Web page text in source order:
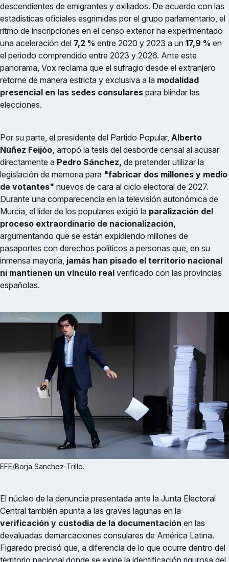
descendientes de emigrantes y exiliados. De acuerdo con las
estadísticas oficiales esgrimidas por el grupo parlamentario, el
ritmo de inscripciones en el censo exterior ha experimentado
una aceleración del 7,2 % entre 2020 y 2023 a un 17,9 % en
el periodo comprendido entre 2023 y 2026. Ante este
panorama, Vox reclama que el sufragio desde el extranjero
retorne de manera estricta y exclusiva a la modalidad
presencial en las sedes consulares para blindar las
elecciones.
Por su parte, el presidente del Partido Popular, Alberto
Núñez Feijóo, arropó la tesis del desborde censal al acusar
directamente a Pedro Sánchez, de pretender utilizar la
legislación de memoria para "fabricar dos millones y medio
de votantes" nuevos de cara al ciclo electoral de 2027.
Durante una comparecencia en la televisión autonómica de
Murcia, el líder de los populares exigió la paralización del
proceso extraordinario de nacionalización,
argumentando que se están expidiendo millones de
pasaportes con derechos políticos a personas que, en su
inmensa mayoría, jamás han pisado el territorio nacional
ni mantienen un vínculo real verificado con las provincias
españolas.
EFE/Borja Sanchez-Trillo.
El núcleo de la denuncia presentada ante la Junta Electoral
Central también apunta a las graves lagunas en la
verificación y custodia de la documentación en las
devaluadas demarcaciones consulares de América Latina.
Figaredo precisó que, a diferencia de lo que ocurre dentro del
territorio nacional donde se exige la identificación rigurosa del